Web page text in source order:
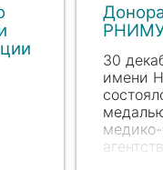
РНИМУ
30
имени
медико-